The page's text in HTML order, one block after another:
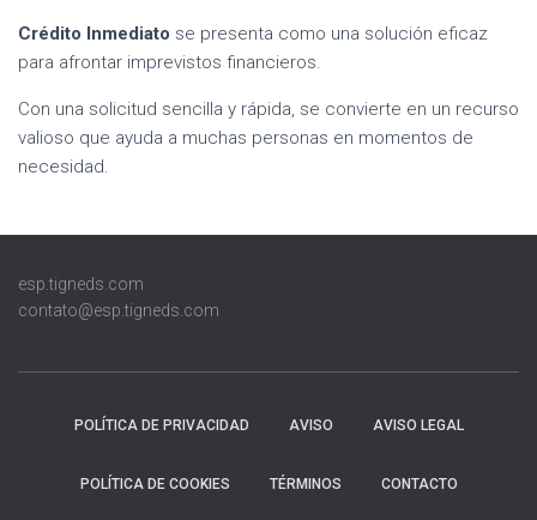
Crédito Inmediato se presenta como una solución eficaz
para afrontar imprevistos financieros.
Con una solicitud sencilla y rápida, se convierte en un recurso
valioso que ayuda a muchas personas en momentos de
necesidad.
esp.tigneds.com
contato@esp.tigneds.com
POLÍTICA DE PRIVACIDAD AVISO AVISO LEGAL
POLÍTICA DE COOKIES TÉRMINOS CONTACTO